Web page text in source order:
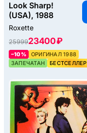
Look Sharp!
(USA), 1988
Roxette
2599923400 ₽
–10%
ОРИГИНАЛ 1988
ЗАПЕЧАТАН
БЕСТСЕЛЛЕР